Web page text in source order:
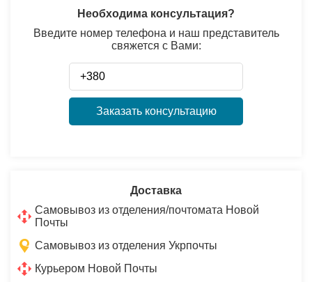
Необходима консультация?
Введите номер телефона и наш представитель
свяжется с Вами:
Заказать консультацию
Доставка
Самовывоз из отделения/почтомата Новой
Почты
Самовывоз из отделения Укрпочты
Курьером Новой Почты